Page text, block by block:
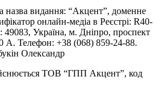
назва видання: “Акцент”, доменне
онлайн-медіа в Реєстрі: R40-
Україна, м. Дніпро, проспект
А. Телефон: +38 (068) 859-24-88.
Олександр
ТОВ “ГПП Акцент”, код